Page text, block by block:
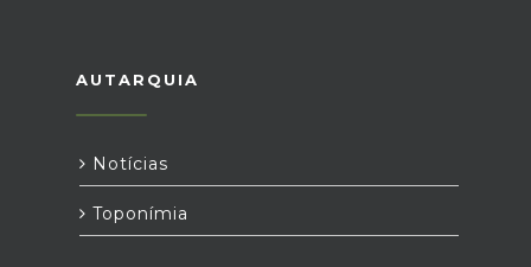
AUTARQUIA
Notícias
Toponímia